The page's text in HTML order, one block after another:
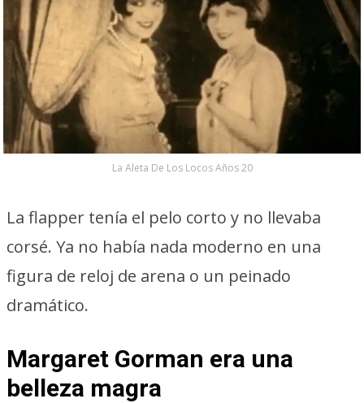
La Aleta De Los Locos Años 20
La flapper tenía el pelo corto y no llevaba
corsé. Ya no había nada moderno en una
figura de reloj de arena o un peinado
dramático.
Margaret Gorman era una
belleza magra